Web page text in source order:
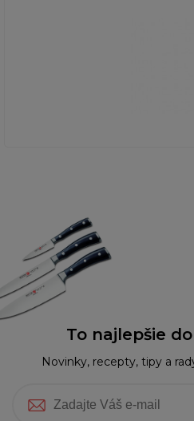
To najlepšie
Novinky, recepty, tipy a